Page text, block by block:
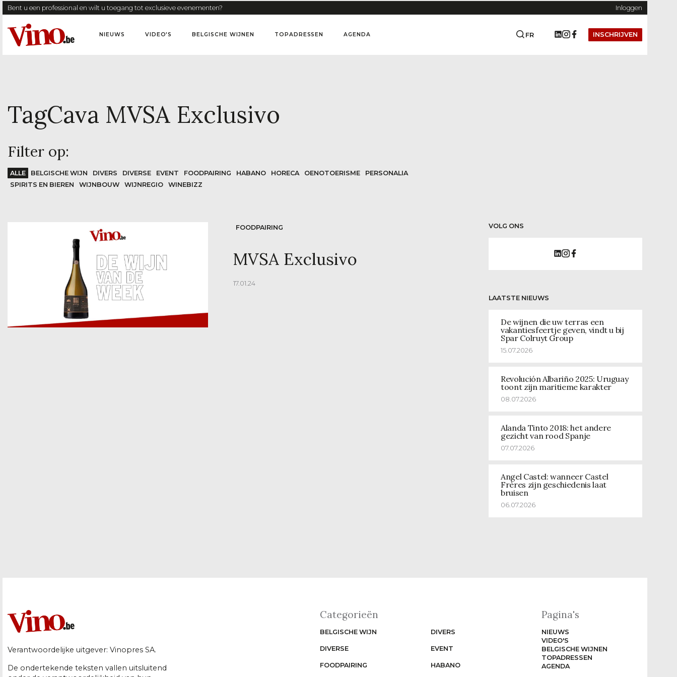
Bent u een professional en wilt u toegang tot exclusieve evenementen? Inloggen
NIEUWS VIDEO'S BELGISCHE WIJNEN TOPADRESSEN AGENDA FR INSCHRIJVEN
TagCava MVSA Exclusivo
Filter op:
ALLE BELGISCHE WIJN DIVERS DIVERSE EVENT FOODPAIRING HABANO HORECA OENOTOERISME
PERSONALIA
SPIRITS EN BIEREN
WIJNBOUW WIJNREGIO WINEBIZZ
FOODPAIRING
MVSA Exclusivo
17.01.24
VOLG ONS
LAATSTE NIEUWS
De wijnen die uw terras een
vakantiesfeertje geven, vindt u bij
Spar Colruyt Group
15.07.2026
Revolución Albariño 2025: Uruguay
toont zijn maritieme karakter
08.07.2026
Alanda Tinto 2018: het andere
gezicht van rood Spanje
07.07.2026
Angel Castel: wanneer Castel
Frères zijn geschiedenis laat
bruisen
06.07.2026
Verantwoordelijke uitgever: Vinopres SA.
De ondertekende teksten vallen uitsluitend
Categorieën
BELGISCHE WIJN DIVERS
DIVERSE EVENT
FOODPAIRING HABANO
Pagina's
NIEUWS
VIDEO'S
BELGISCHE WIJNEN
TOPADRESSEN
AGENDA